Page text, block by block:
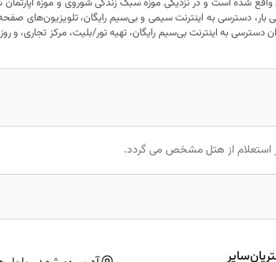
بار، دسترسی به اینترنت سیمی و بی‌سیم رایگان، تلویزیون‌های
به اینترنت بی‌سیم رایگان، تهیه تور/بلیت، مرکز تجاری، و
استعلام از هتل مشخص می گردد.
سایر